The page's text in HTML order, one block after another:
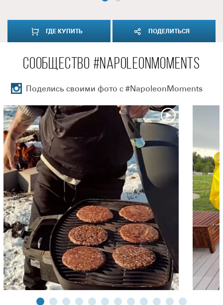
ГДЕ КУПИТЬ ПОДЕЛИТЬСЯ
СООБЩЕСТВО #NAPOLEONMOMENTS
Поделись своими фото с #NapoleonMoments